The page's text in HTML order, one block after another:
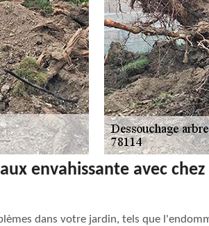
envahissante avec
dans votre jardin, tels que